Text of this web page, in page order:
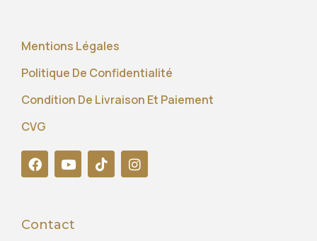
Mentions Légales
Politique De Confidentialité
Condition De Livraison Et Paiement
CVG
Contact